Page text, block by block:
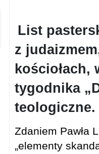
List
z
kościołach,
tygodnika
teologiczne.
Zdaniem Pawła
„elementy